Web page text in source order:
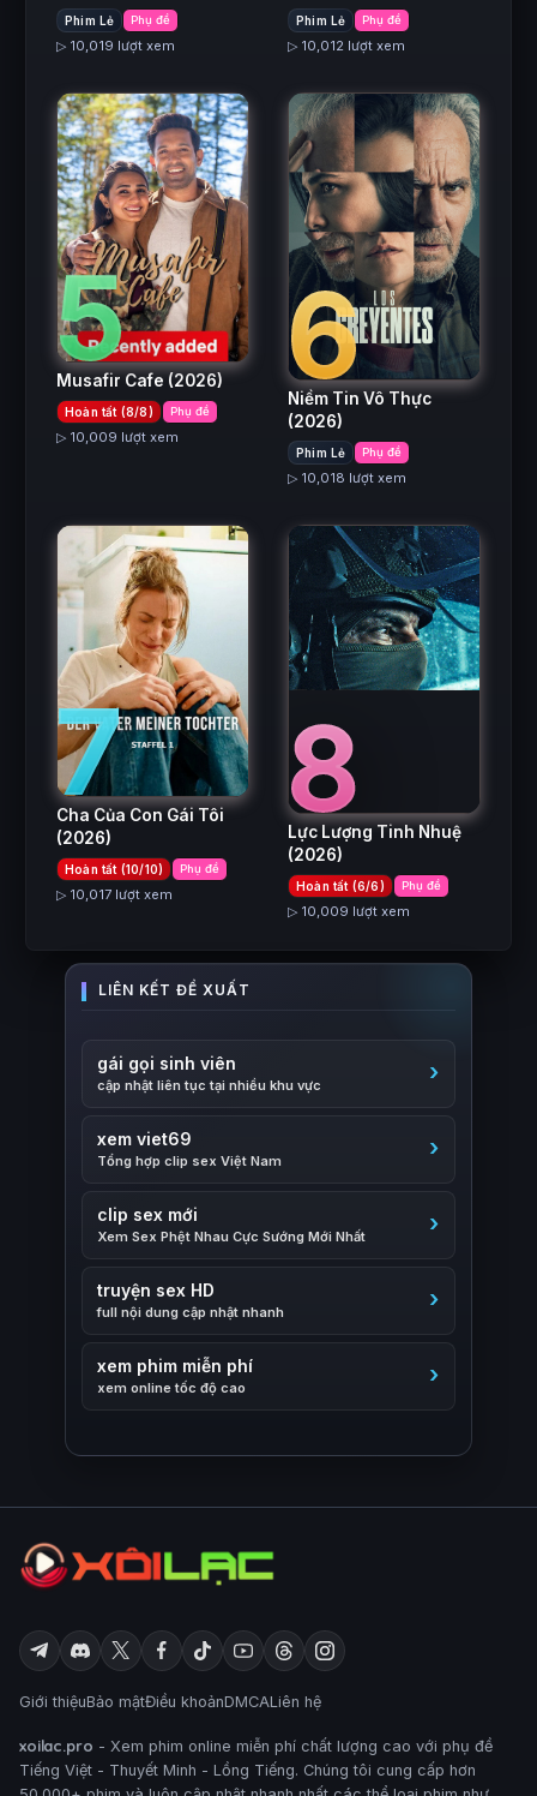
Phim Lẻ Phụ đề
▷ 10,019 lượt xem
Phim Lẻ Phụ đề
▷ 10,012 lượt xem
5
Musafir Cafe (2026)
Hoàn tất (8/8) Phụ đề
▷ 10,009 lượt xem
6
Niềm Tin Vô Thực
(2026)
Phim Lẻ Phụ đề
▷ 10,018 lượt xem
7
Cha Của Con Gái Tôi
(2026)
Hoàn tất (10/10) Phụ đề
▷ 10,017 lượt xem
8
Lực Lượng Tinh Nhuệ
(2026)
Hoàn tất (6/6) Phụ đề
▷ 10,009 lượt xem
gái gọi sinh viên
cập nhật liên tục tại nhiều khu vực
xem viet69
Tổng hợp clip sex Việt Nam
clip sex mới
Xem Sex Phệt Nhau Cực Sướng Mới Nhất
truyện sex HD
full nội dung cập nhật nhanh
xem phim miễn phí
xem online tốc độ cao
Giới thiệuBảo mậtĐiều khoảnDMCALiên hệ
xoilac.pro - Xem phim online miễn phí chất lượng cao với phụ đề
Tiếng Việt - Thuyết Minh - Lồng Tiếng. Chúng tôi cung cấp hơn